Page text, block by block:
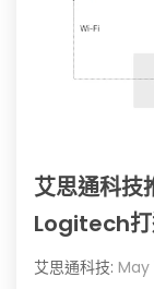
艾思通科技
Logitech打
艾思通科技: May